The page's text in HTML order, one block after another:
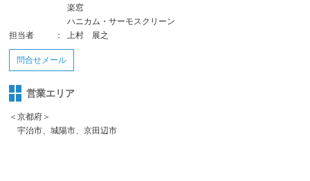
楽窓
ハニカム・サーモスクリーン
担当者
： 上村 展之
問合せメール
営業エリア
＜京都府＞
宇治市、城陽市、京田辺市